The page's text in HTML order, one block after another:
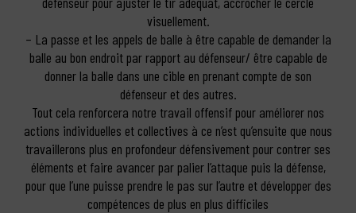
visuellement.
– La passe et les appels de balle à être capable de demander la
balle au bon endroit par rapport au défenseur/ être capable de
donner la balle dans une cible en prenant compte de son
défenseur et des autres.
Tout cela renforcera notre travail offensif pour améliorer nos
actions individuelles et collectives à ce n’est qu’ensuite que nous
travaillerons plus en profondeur défensivement pour contrer ses
éléments et faire avancer par palier l’attaque puis la défense,
pour que l’une puisse prendre le pas sur l’autre et développer des
compétences de plus en plus difficiles